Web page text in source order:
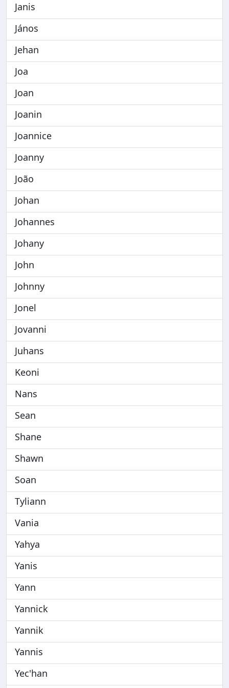
Janis
János
Jehan
Joa
Joan
Joanin
Joannice
Joanny
João
Johan
Johannes
Johany
John
Johnny
Jonel
Jovanni
Juhans
Keoni
Nans
Sean
Shane
Shawn
Soan
Tyliann
Vania
Yahya
Yanis
Yann
Yannick
Yannik
Yannis
Yec'han